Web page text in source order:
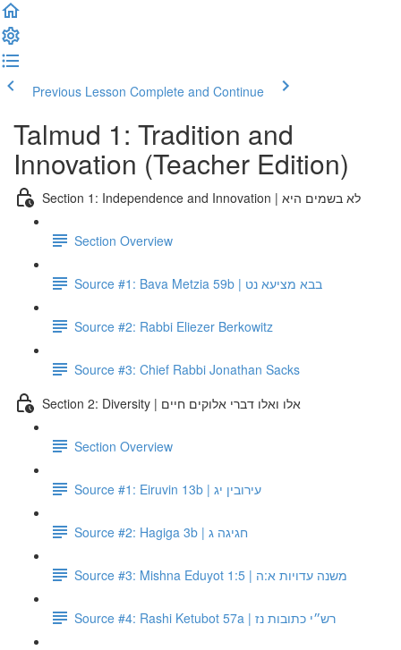
Previous Lesson Complete and Continue
Talmud 1: Tradition and
Innovation (Teacher Edition)
Section 1: Independence and Innovation | לא בשמים היא
Section Overview
Source #1: Bava Metzia 59b | בבא מציעא נט
Source #2: Rabbi Eliezer Berkowitz
Source #3: Chief Rabbi Jonathan Sacks
Section 2: Diversity | אלו ואלו דברי אלוקים חיים
Section Overview
Source #1: Eiruvin 13b | עירובין יג
Source #2: Hagiga 3b | חגיגה ג
Source #3: Mishna Eduyot 1:5 | משנה עדויות א:ה
Source #4: Rashi Ketubot 57a | רש״י כתובות נז